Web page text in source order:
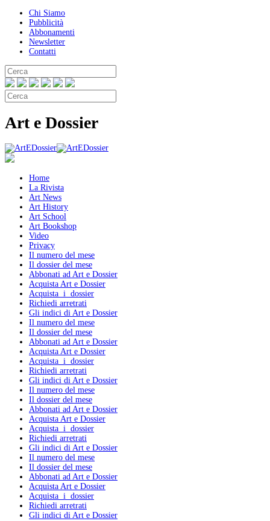
Chi Siamo
Pubblicità
Abbonamenti
Newsletter
Contatti
Art e Dossier
Home
La Rivista
Art News
Art History
Art School
Art Bookshop
Video
Privacy
Il numero del mese
Il dossier del mese
Abbonati ad Art e Dossier
Acquista Art e Dossier
Acquista i dossier
Richiedi arretrati
Gli indici di Art e Dossier
Il numero del mese
Il dossier del mese
Abbonati ad Art e Dossier
Acquista Art e Dossier
Acquista i dossier
Richiedi arretrati
Gli indici di Art e Dossier
Il numero del mese
Il dossier del mese
Abbonati ad Art e Dossier
Acquista Art e Dossier
Acquista i dossier
Richiedi arretrati
Gli indici di Art e Dossier
Il numero del mese
Il dossier del mese
Abbonati ad Art e Dossier
Acquista Art e Dossier
Acquista i dossier
Richiedi arretrati
Gli indici di Art e Dossier